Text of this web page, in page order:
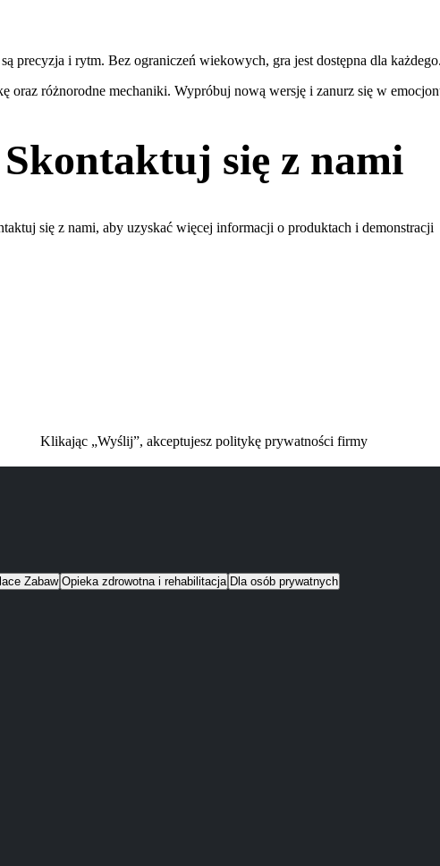
precyzja i rytm. Bez ograniczeń wiekowych, gra jest dostępna dla każdego.
oraz różnorodne mechaniki. Wypróbuj nową wersję i zanurz się w
Skontaktuj się z nami
się z nami, aby uzyskać więcej informacji o produktach i demonstracji
Klikając „Wyślij”, akceptujesz politykę prywatności firmy
Zabaw Opieka zdrowotna i rehabilitacja Dla osób prywatnych